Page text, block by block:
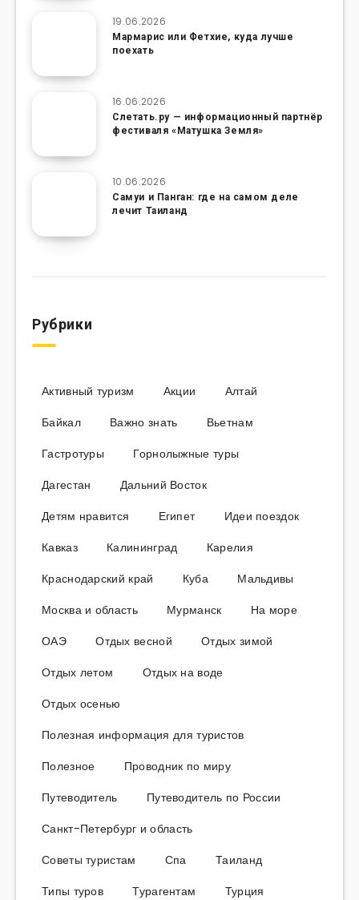
19.06.2026
Мармарис или Фетхие, куда лучше
поехать
16.06.2026
Слетать.ру — информационный партнёр
фестиваля «Матушка Земля»
10.06.2026
Самуи и Панган: где на самом деле
лечит Таиланд
Рубрики
Активный туризм Акции
Алтай
Байкал
Важно знать
Вьетнам
Гастротуры
Горнолыжные туры
Дагестан
Дальний Восток
Детям нравится
Египет
Идеи поездок
Кавказ
Калининград
Карелия
Краснодарский край
Куба
Мальдивы
Москва и область
Мурманск
На море
ОАЭ
Отдых весной
Отдых зимой
Отдых летом
Отдых на воде
Отдых осенью
Полезная информация для туристов
Полезное
Проводник по миру
Путеводитель
Путеводитель по России
Санкт-Петербург и область
Советы туристам
Спа
Таиланд
Типы туров
Турагентам Турция